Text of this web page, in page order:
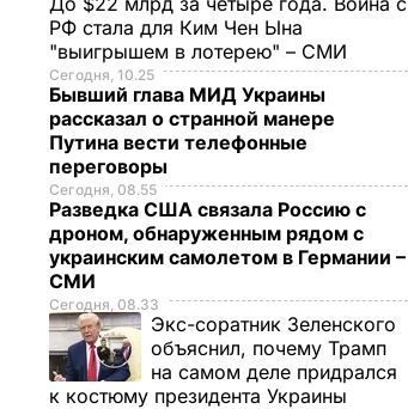
РФ стала для Ким Чен Ына
"выигрышем в лотерею" – СМИ
Сегодня, 10.25
Бывший глава МИД Украины
рассказал о странной манере
Путина вести телефонные
переговоры
Сегодня, 08.55
Разведка США связала Россию с
дроном, обнаруженным рядом с
украинским самолетом в Германии –
СМИ
Сегодня, 08.33
Экс-соратник Зеленского
объяснил, почему Трамп
на самом деле придрался
к костюму президента Украины